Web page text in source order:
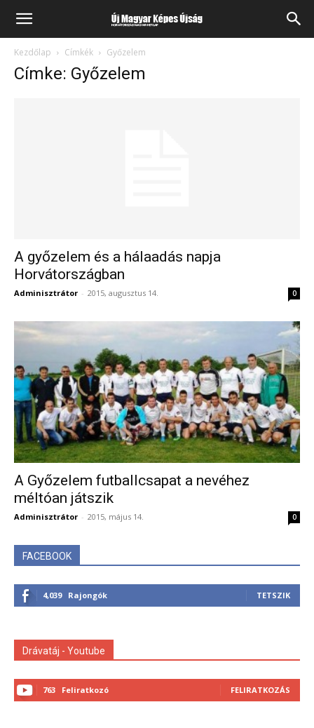
Kezdőlap Címkék Győzelem
Címke: Győzelem
A győzelem és a hálaadás napja
Horvátországban
Adminisztrátor - 2015, augusztus 14. 0
A Győzelem futballcsapat a nevéhez
méltóan játszik
Adminisztrátor - 2015, május 14. 0
FACEBOOK
4,039 Rajongók TETSZIK
Drávatáj - Youtube
763 Feliratkozó FELIRATKOZÁS